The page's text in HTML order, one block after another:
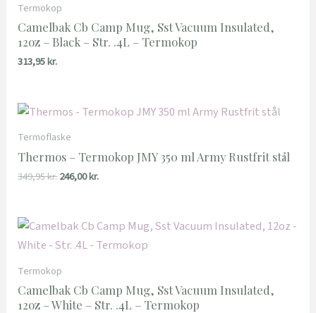
Termokop
Camelbak Cb Camp Mug, Sst Vacuum Insulated,
12oz – Black – Str. .4L – Termokop
313,95kr.
Termoflaske
Thermos – Termokop JMY 350 ml Army Rustfrit stål
349,95kr.246,00kr.
Termokop
Camelbak Cb Camp Mug, Sst Vacuum Insulated,
12oz – White – Str. .4L – Termokop